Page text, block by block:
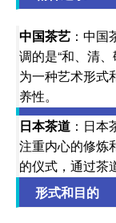
中国茶艺 ：中
调的是“和、清
为一种艺术形式
养性。
日本茶道 ：日本
注重内心的修炼
的仪式，通过茶
形式和目的